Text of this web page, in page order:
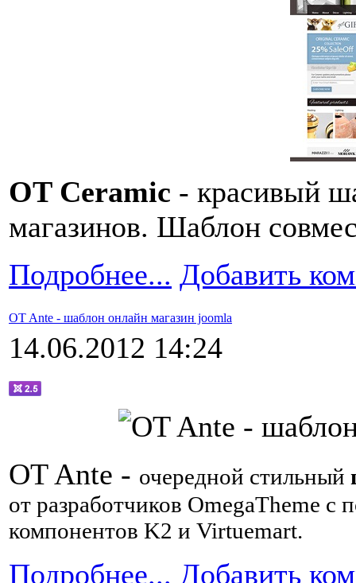
OT Ceramic - красивый
магазинов. Шаблон
Подробнее... Добавить
OT Ante - шаблон онлайн магазин joomla
14.06.2012 14:24
OT Ante - очередной стильный
от разработчиков OmegaTheme
компонентов K2 и Virtuemart.
Подробнее... Добавить